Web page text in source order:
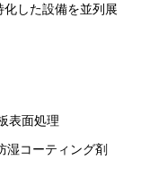
した設備を並列展
面処理
ーティング剤